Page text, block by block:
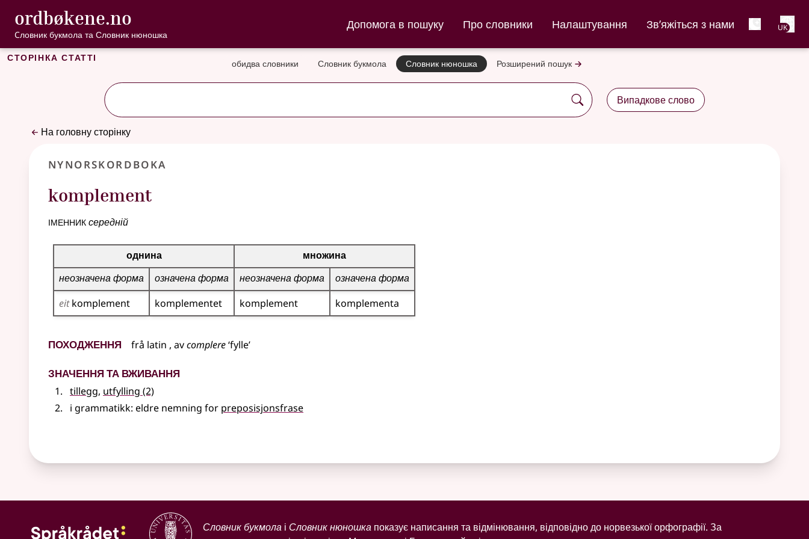
Перейти до основного вмісту
Доступність
ordbøkene.no , Cловник букмола та Словник нюношка
Cловник букмола та Словник нюношка
Допомога в пошуку Про словники Налаштування Зв’яжіться з нами UK
Сторінка статті обидва словники Словник букмола Словник нюношка Розширений пошук
Випадкове слово
На головну сторінку
Nynorskordboka
komplement
іменниксередній
Таблиця відмінювання для цього іменника
однина
множина
неозначена форма
означена форма неозначена форма
означена форма
eitkomplement komplementet komplement komplementa
Походження frå latin , avcomplere‘fylle’
Значення та вживання
tillegg, utfylling (2)
i grammatikk: eldre nemning for preposisjonsfrase
Словник букмола і Словник нюношка показує написання та відмінювання, відповідно до норвезької орфографії. За